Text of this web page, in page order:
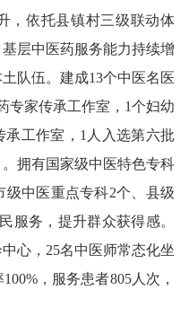
，依托县镇村三级联动体
层中医药服务能力持续增
队伍。建成13个中医名医
专家传承工作室，1个妇幼
工作室，1人入选第六批
拥有国家级中医特色专科
级中医重点专科2个、县级
服务，提升群众获得感。
心，25名中医师常态化坐
，服务患者805人次，